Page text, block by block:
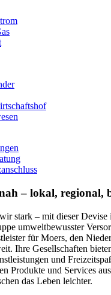
– lokal, regional,
stark – mit dieser Devise
umweltbewusster
für Moers, den
Ihre Gesellschaften
und
Produkte und Services
das Leben leichter.